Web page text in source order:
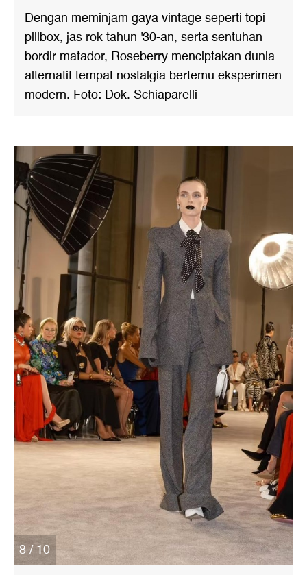
Dengan meminjam gaya vintage seperti topi
pillbox, jas rok tahun '30-an, serta sentuhan
bordir matador, Roseberry menciptakan dunia
alternatif tempat nostalgia bertemu eksperimen
modern. Foto: Dok. Schiaparelli
8 / 10